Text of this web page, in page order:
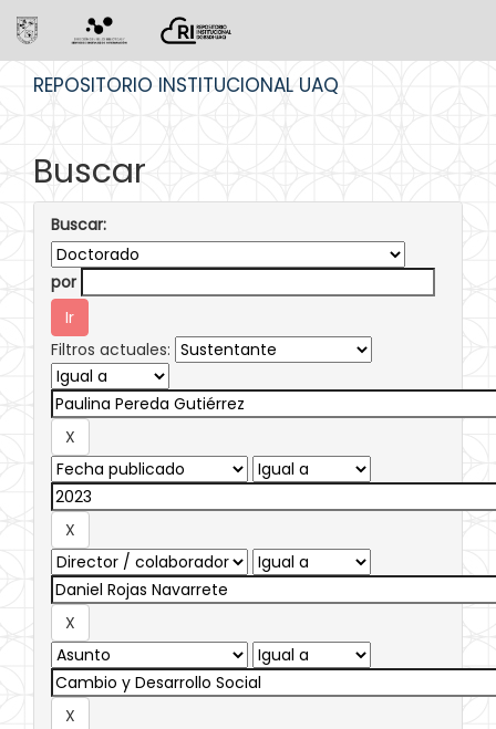
REPOSITORIO INSTITUCIONAL UAQ
Buscar
Buscar:
por
Filtros actuales: